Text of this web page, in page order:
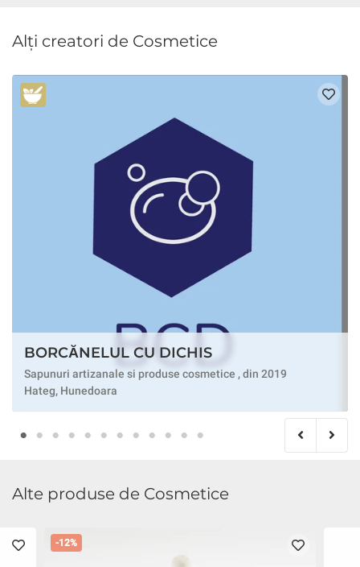
Alți creatori de Cosmetice
BORCĂNELUL CU DICHIS
Sapunuri artizanale si produse cosmetice , din 2019
Hateg, Hunedoara
Alte produse de Cosmetice
-12%